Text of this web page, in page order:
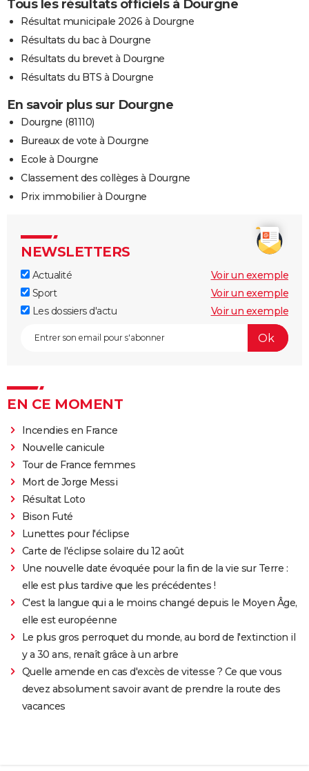
Tous les résultats officiels à Dourgne
Résultat municipale 2026 à Dourgne
Résultats du bac à Dourgne
Résultats du brevet à Dourgne
Résultats du BTS à Dourgne
En savoir plus sur Dourgne
Dourgne (81110)
Bureaux de vote à Dourgne
Ecole à Dourgne
Classement des collèges à Dourgne
Prix immobilier à Dourgne
NEWSLETTERS
Actualité
Voir un exemple
Sport
Voir un exemple
Les dossiers d'actu
Voir un exemple
EN CE MOMENT
Incendies en France
Nouvelle canicule
Tour de France femmes
Mort de Jorge Messi
Résultat Loto
Bison Futé
Lunettes pour l'éclipse
Carte de l'éclipse solaire du 12 août
Une nouvelle date évoquée pour la fin de la vie sur Terre :
elle est plus tardive que les précédentes !
C'est la langue qui a le moins changé depuis le Moyen Âge,
elle est européenne
Le plus gros perroquet du monde, au bord de l'extinction il
y a 30 ans, renaît grâce à un arbre
Quelle amende en cas d'excès de vitesse ? Ce que vous
devez absolument savoir avant de prendre la route des
vacances